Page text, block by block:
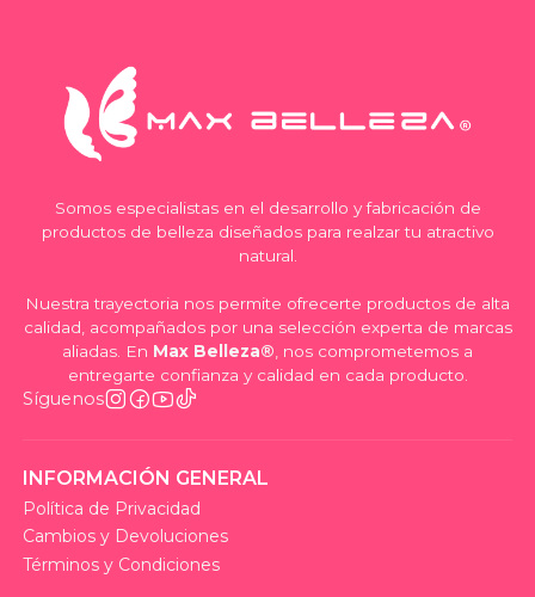
Somos especialistas en el desarrollo y fabricación de
productos de belleza diseñados para realzar tu atractivo
natural.
Nuestra trayectoria nos permite ofrecerte productos de alta
calidad, acompañados por una selección experta de marcas
aliadas. En Max Belleza® , nos comprometemos a
entregarte confianza y calidad en cada producto.
Síguenos
INFORMACIÓN GENERAL
Política de Privacidad
Cambios y Devoluciones
Términos y Condiciones